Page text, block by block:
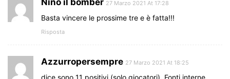
Nino il bomber 27 Marzo 2021 At 17:28
Basta vincere le prossime tre e è fatta!!!
Risposta
Azzurropersempre 27 Marzo 2021 At 18:25